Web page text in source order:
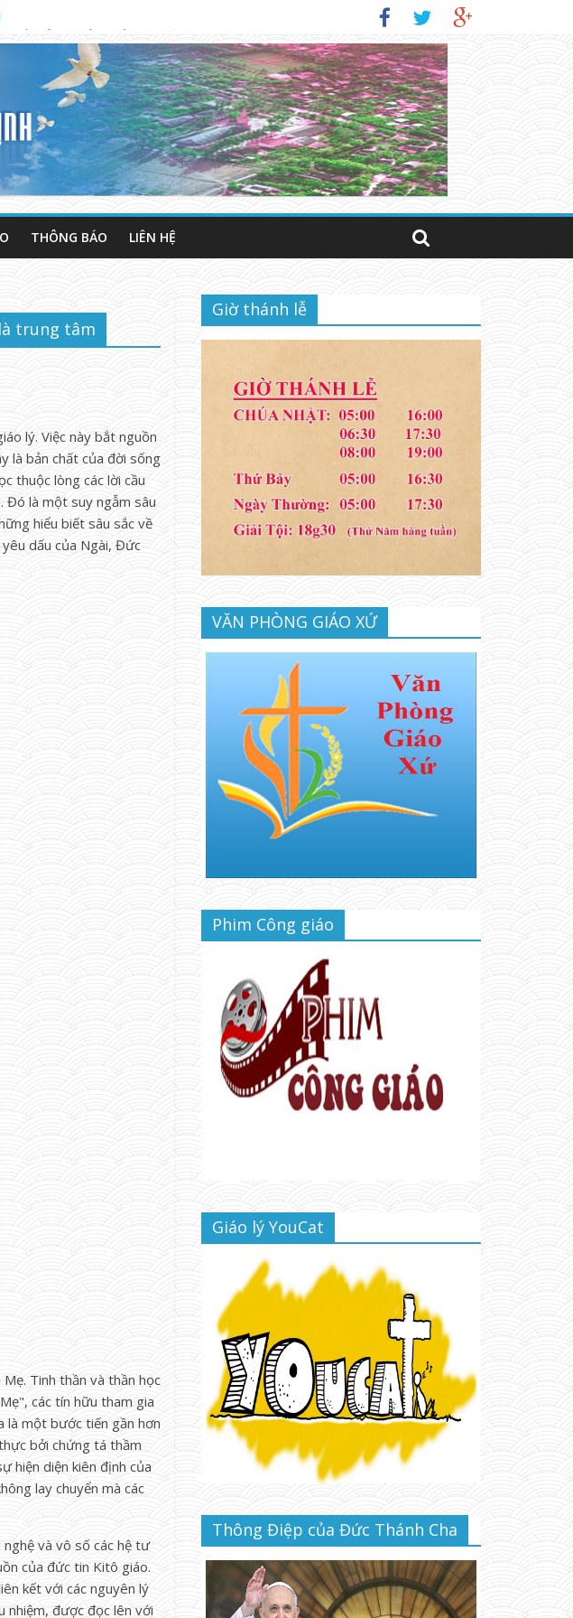
VÀ HÔN NHÂN (LÚC 18 GIỜ)
THÔNG BÁO LIÊN HỆ
trung tâm
lý. Việc này bắt nguồn
là bản chất của đời sống
thuộc lòng các lời cầu
Đó là một suy ngẫm sâu
hiểu biết sâu sắc về
dấu của Ngài, Đức
Tinh thần và thần học
các tín hữu tham gia
là một bước tiến gần hơn
bởi chứng tá thầm
hiện diện kiên định của
lay chuyển mà các
và vô số các hệ tư
của đức tin Kitô giáo.
kết với các nguyên lý
nhiệm, được đọc lên với
Giờ thánh lễ
VĂN PHÒNG GIÁO XỨ
Phim Công giáo
Giáo lý YouCat
Thông Điệp của Đức Thánh Cha